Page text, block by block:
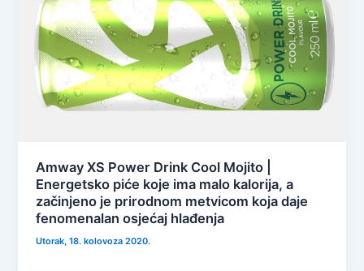
Amway XS Power Drink Cool Mojito |
Energetsko piće koje ima malo kalorija, a
začinjeno je prirodnom metvicom koja daje
fenomenalan osjećaj hlađenja
Utorak, 18. kolovoza 2020.